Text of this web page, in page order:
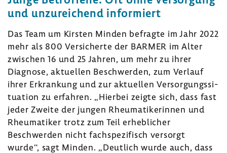
und unzu­rei­chend infor­miert
Das Team um Kirsten Minden befragte im Jahr 2022
mehr als 800 Versi­cherte der BARMER im Alter
zwischen 16 und 25 Jahren, um mehr zu ihrer
Diagnose, aktu­ellen Beschwerden, zum Verlauf
ihrer Erkran­kung und zur aktu­ellen Versor­gungs­si­
tua­tion zu erfahren. „Hierbei zeigte sich, dass fast
jeder Zweite der jungen Rheu­ma­ti­ke­rinnen und
Rheu­ma­tiker trotz zum Teil erheb­li­cher
Beschwerden nicht fach­spe­zi­fisch versorgt
wurde“, sagt Minden. „Deut­lich wurde auch, dass